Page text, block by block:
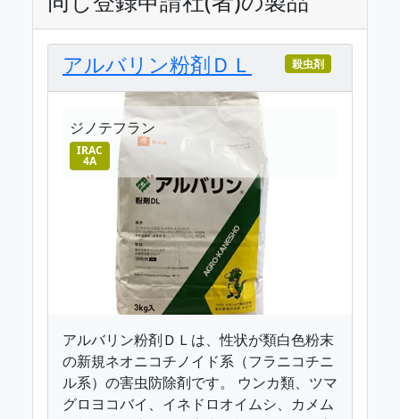
アルバリン粉剤ＤＬ 殺虫剤
ジノテフラン
IRAC
4A
アルバリン粉剤ＤＬは、性状が類白色粉末
の新規ネオニコチノイド系（フラニコチニ
ル系）の害虫防除剤です。 ウンカ類、ツマ
グロヨコバイ、イネドロオイムシ、カメム